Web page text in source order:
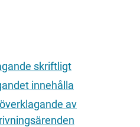
skriftligt
innehålla
av